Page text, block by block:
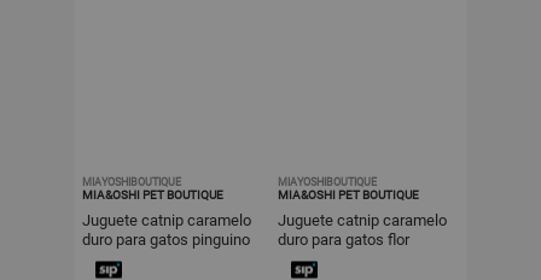
MIAYOSHIBOUTIQUE
MIA&OSHI PET BOUTIQUE
Juguete catnip caramelo
duro para gatos pinguino
rosado
MIAYOSHIBOUTIQUE
MIA&OSHI PET BOUTIQUE
Juguete catnip caramelo
duro para gatos flor
naranja